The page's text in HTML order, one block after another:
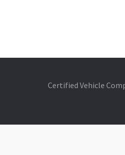
Certified Vehicle